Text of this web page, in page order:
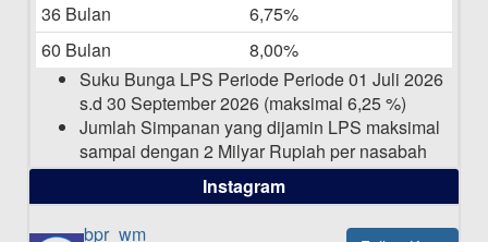
Pengumuman Nama Baru Perusahaan
36 Bulan
6,75%
60 Bulan
8,00%
Suku Bunga LPS Periode Periode 01 Juli 2026
s.d 30 September 2026 (maksimal 6,25 %)
Jumlah Simpanan yang dijamin LPS maksimal
sampai dengan 2 Milyar Rupiah per nasabah
dalam satu bankInstagram
bpr_wm